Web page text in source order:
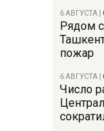
6 АВГУСТА
Рядом
пожар
6 АВГУСТА
Число